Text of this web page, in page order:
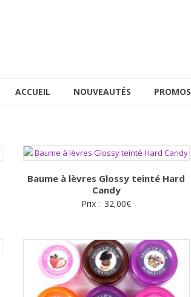
ACCUEIL NOUVEAUTÉS PROMOS
Baume à lèvres Glossy teinté Hard
Candy
Prix : 32,00€